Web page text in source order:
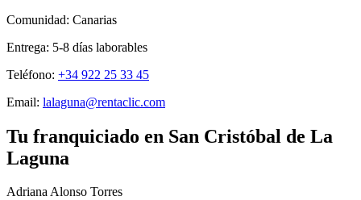
Comunidad: Canarias
Entrega: 5-8 días laborables
Teléfono: +34 922 25 33 45
Email: lalaguna@rentaclic.com
Tu franquiciado en San Cristóbal de La
Laguna
Adriana Alonso Torres